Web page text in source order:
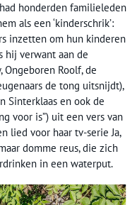
honderden familieleden
als een ‘kinderschrik’:
inzetten om hun kinderen
hij verwant aan de
Ongeboren Roolf, de
de tong uitsnijdt),
Sinterklaas en ook de
voor is”) uit een vers van
lied voor haar tv-serie Ja,
domme reus, die zich
in een waterput.